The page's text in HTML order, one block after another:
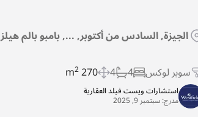
الجيزة, السادس من أكتوبر, ..., بامبو بالم هيلز
سوبر لوكس 4
4
270 m
2
استشارات ويست فيلد العقارية
مدرج:سبتمبر 9, 2025